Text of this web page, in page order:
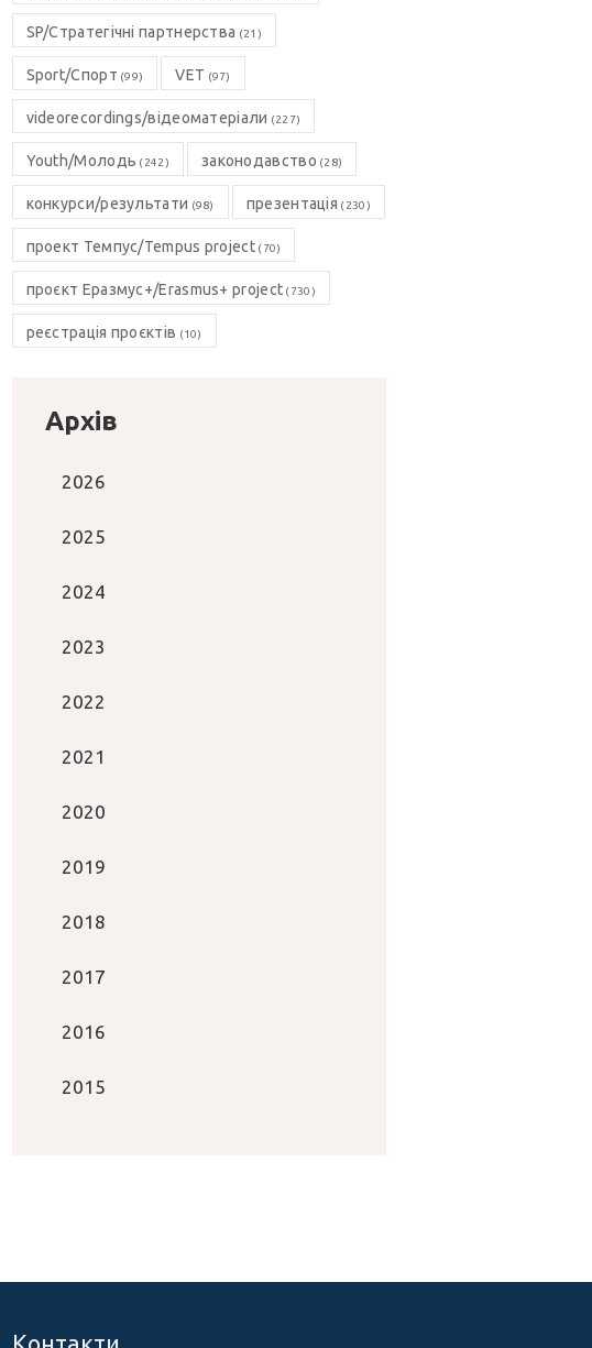
SP/Стратегічні партнерства (21)
Sport/Спорт (99) VET (97)
videorecordings/відеоматеріали (227)
Youth/Молодь (242) законодавство (28)
конкурси/результати (98) презентація (230)
проект Темпус/Tempus project(70)
проєкт Еразмус+/Erasmus+ project (730)
реєстрація проєктів (10)
Архів
2026
2025
2024
2023
2022
2021
2020
2019
2018
2017
2016
2015